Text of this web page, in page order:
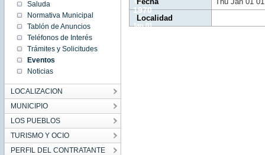
Saluda
Normativa Municipal
Tablón de Anuncios
Teléfonos de Interés
Trámites y Solicitudes
Eventos
Noticias
LOCALIZACION
MUNICIPIO
LOS PUEBLOS
TURISMO Y OCIO
PERFIL DEL CONTRATANTE
1970
Thu
Jan 01
Localidad